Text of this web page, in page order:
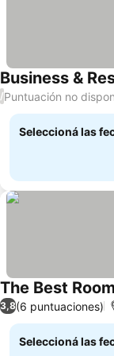
Business &
/Puntuación no
Seleccioná las
The Best
3,8(6 puntuaciones)
Seleccioná las